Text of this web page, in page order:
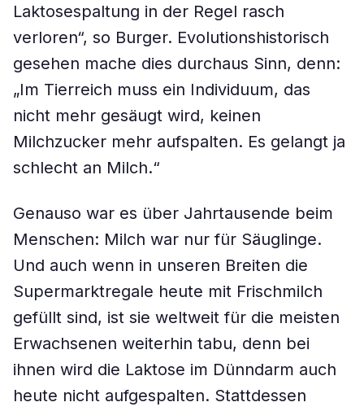
Laktosespaltung in der Regel rasch
verloren“, so Burger. Evolutionshistorisch
gesehen mache dies durchaus Sinn, denn:
„Im Tierreich muss ein Individuum, das
nicht mehr gesäugt wird, keinen
Milchzucker mehr aufspalten. Es gelangt ja
schlecht an Milch.“
Genauso war es über Jahrtausende beim
Menschen: Milch war nur für Säuglinge.
Und auch wenn in unseren Breiten die
Supermarktregale heute mit Frischmilch
gefüllt sind, ist sie weltweit für die meisten
Erwachsenen weiterhin tabu, denn bei
ihnen wird die Laktose im Dünndarm auch
heute nicht aufgespalten. Stattdessen